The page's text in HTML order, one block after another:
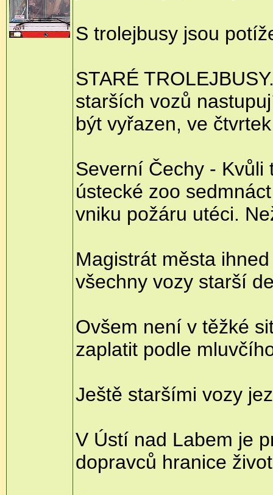
S trolejbusy jsou
STARÉ
starších vozů
být vyřazen, ve
Severní Čechy - Kvůli
ústecké zoo
vniku požáru utéci.
Magistrát města
všechny vozy starší
Ovšem není v těžké
zaplatit podle
Ještě staršími vozy
V Ústí nad Labem je
dopravců hranice